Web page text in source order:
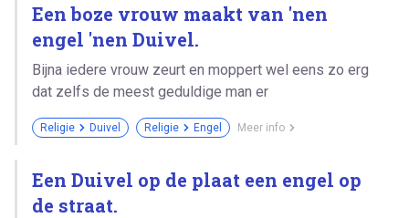
Een boze vrouw maakt van 'nen
engel 'nen Duivel.
Bijna iedere vrouw zeurt en moppert wel eens zo erg
dat zelfs de meest geduldige man er
Religie Duivel Religie Engel Meer info
Een Duivel op de plaat een engel op
de straat.